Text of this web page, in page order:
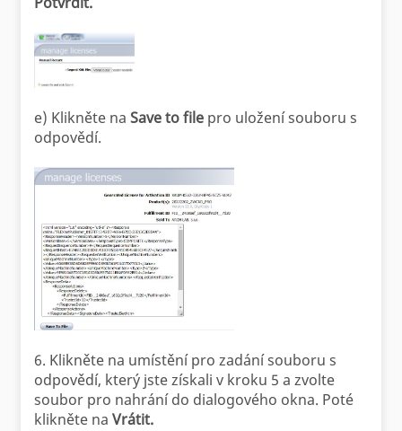
e) Klikněte naSave to file pro uložení souboru s
odpovědí.
6. Klikněte na umístění pro zadání souboru s
odpovědí, který jste získali v kroku 5 a zvolte
soubor pro nahrání do dialogového okna. Poté
klikněte naVrátit.